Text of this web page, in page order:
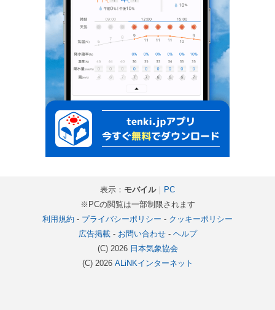
表示： モバイル｜
PC
※PCの閲覧は一部制限されます
利用規約 - プライバシーポリシー - クッキーポリシー
広告掲載- お問い合わせ- ヘルプ
(C) 2026 日本気象協会
(C) 2026 ALiNKインターネット